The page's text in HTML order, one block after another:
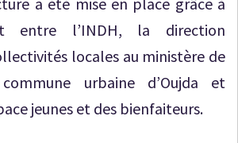
entre l’INDH, la direction
locales au ministère de
urbaine d’Oujda et
jeunes et des bienfaiteurs.